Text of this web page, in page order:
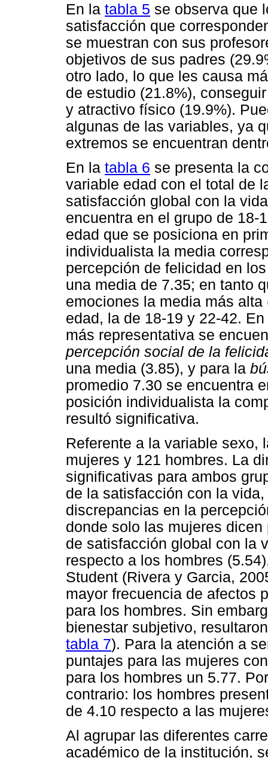
En la tabla 5 se observa que
satisfacción que
se muestran con sus
objetivos de sus padres
otro lado, lo que les causa
de estudio (21.8%),
y atractivo físico (19.9%).
algunas de las variables, ya
extremos se encuentran
En la tabla 6 se presenta la
variable edad con el total de
satisfacción global con la
encuentra en el grupo de 18-
edad que se posiciona en
individualista la media
percepción de felicidad en
una media de 7.35; en tanto
emociones la media más
edad, la de 18-19 y 22-42.
más representativa se
percepción social de la
una media (3.85), y para la
promedio 7.30 se encuentra
posición individualista la
resultó significativa.
Referente a la variable sexo,
mujeres y 121 hombres. La
significativas para ambos
de la satisfacción con la
discrepancias en la
donde solo las mujeres
de satisfacción global con la
respecto a los hombres
Student (Rivera y Garcia,
mayor frecuencia de afectos
para los hombres. Sin
bienestar subjetivo,
tabla 7). Para la atención a
puntajes para las mujeres
para los hombres un 5.77.
contrario: los hombres
de 4.10 respecto a las
Al agrupar las diferentes
académico de la institución,